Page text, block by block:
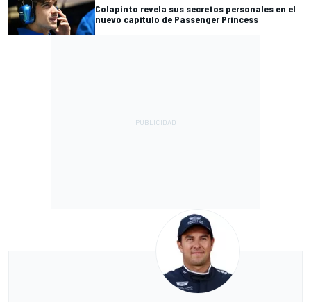
Colapinto revela sus secretos personales en el
nuevo capítulo de Passenger Princess